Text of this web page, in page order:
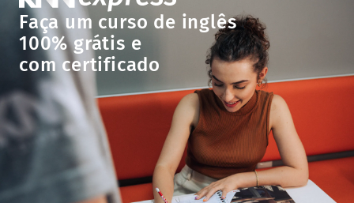
Faça um curso de inglês
100% grátis e
com certificado